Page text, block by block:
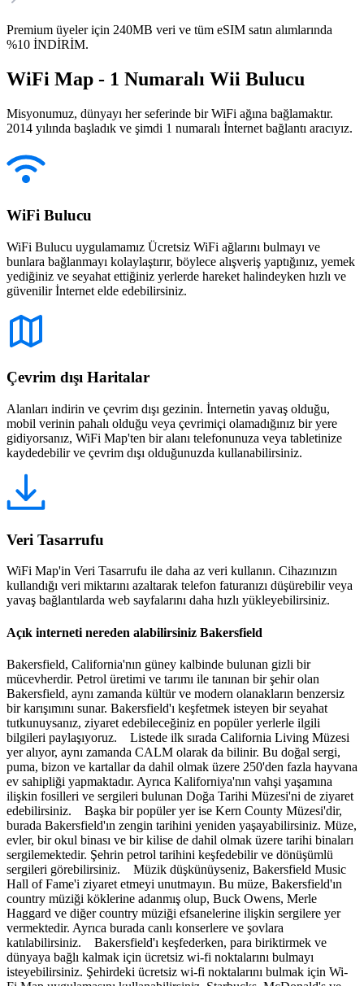
Premium üyeler için 240MB veri ve tüm eSIM satın alımlarında
%10 İNDİRİM.
WiFi Map - 1 Numaralı Wii Bulucu
Misyonumuz, dünyayı her seferinde bir WiFi ağına bağlamaktır.
2014 yılında başladık ve şimdi 1 numaralı İnternet bağlantı aracıyız.
WiFi Bulucu
WiFi Bulucu uygulamamız Ücretsiz WiFi ağlarını bulmayı ve
bunlara bağlanmayı kolaylaştırır, böylece alışveriş yaptığınız, yemek
yediğiniz ve seyahat ettiğiniz yerlerde hareket halindeyken hızlı ve
güvenilir İnternet elde edebilirsiniz.
Çevrim dışı Haritalar
Alanları indirin ve çevrim dışı gezinin. İnternetin yavaş olduğu,
mobil verinin pahalı olduğu veya çevrimiçi olamadığınız bir yere
gidiyorsanız, WiFi Map'ten bir alanı telefonunuza veya tabletinize
kaydedebilir ve çevrim dışı olduğunuzda kullanabilirsiniz.
Veri Tasarrufu
WiFi Map'in Veri Tasarrufu ile daha az veri kullanın. Cihazınızın
kullandığı veri miktarını azaltarak telefon faturanızı düşürebilir veya
yavaş bağlantılarda web sayfalarını daha hızlı yükleyebilirsiniz.
Açık interneti nereden alabilirsiniz Bakersfield
Bakersfield, California'nın güney kalbinde bulunan gizli bir
mücevherdir. Petrol üretimi ve tarımı ile tanınan bir şehir olan
Bakersfield, aynı zamanda kültür ve modern olanakların benzersiz
bir karışımını sunar. Bakersfield'ı keşfetmek isteyen bir seyahat
tutkunuysanız, ziyaret edebileceğiniz en popüler yerlerle ilgili
bilgileri paylaşıyoruz. Listede ilk sırada California Living Müzesi
yer alıyor, aynı zamanda CALM olarak da bilinir. Bu doğal sergi,
puma, bizon ve kartallar da dahil olmak üzere 250'den fazla hayvana
ev sahipliği yapmaktadır. Ayrıca Kaliforniya'nın vahşi yaşamına
ilişkin fosilleri ve sergileri bulunan Doğa Tarihi Müzesi'ni de ziyaret
edebilirsiniz. Başka bir popüler yer ise Kern County Müzesi'dir,
burada Bakersfield'ın zengin tarihini yeniden yaşayabilirsiniz. Müze,
evler, bir okul binası ve bir kilise de dahil olmak üzere tarihi binaları
sergilemektedir. Şehrin petrol tarihini keşfedebilir ve dönüşümlü
sergileri görebilirsiniz. Müzik düşkünüyseniz, Bakersfield Music
Hall of Fame'i ziyaret etmeyi unutmayın. Bu müze, Bakersfield'ın
country müziği köklerine adanmış olup, Buck Owens, Merle
Haggard ve diğer country müziği efsanelerine ilişkin sergilere yer
vermektedir. Ayrıca burada canlı konserlere ve şovlara
katılabilirsiniz. Bakersfield'ı keşfederken, para biriktirmek ve
dünyaya bağlı kalmak için ücretsiz wi-fi noktalarını bulmayı
isteyebilirsiniz. Şehirdeki ücretsiz wi-fi noktalarını bulmak için Wi-